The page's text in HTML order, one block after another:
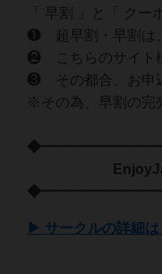
「 早割 」と「 ク
❶ 超早割・早割は
❷ こちらのサイト
❸ その都合、お申
※その為、早割の完
▶ サークルの詳細